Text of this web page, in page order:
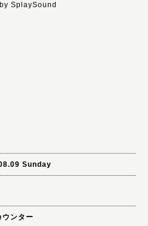
SplaySound
Sunday
ウンター